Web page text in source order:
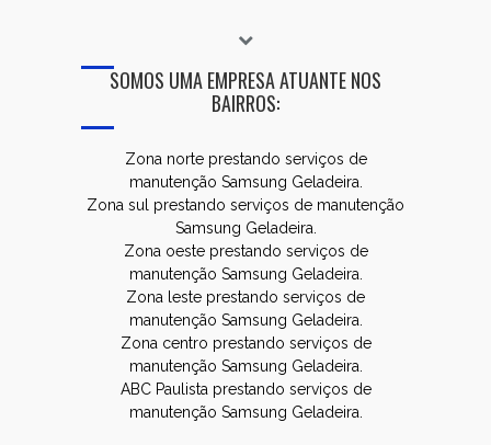
SOMOS UMA EMPRESA ATUANTE NOS
BAIRROS:
Zona norte prestando serviços de
manutenção Samsung Geladeira.
Zona sul prestando serviços de manutenção
Samsung Geladeira.
Zona oeste prestando serviços de
manutenção Samsung Geladeira.
Zona leste prestando serviços de
manutenção Samsung Geladeira.
Zona centro prestando serviços de
manutenção Samsung Geladeira.
ABC Paulista prestando serviços de
manutenção Samsung Geladeira.